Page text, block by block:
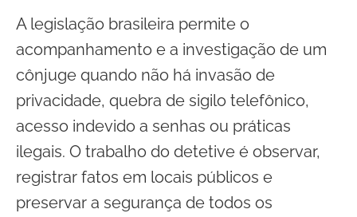
A legislação brasileira permite o
acompanhamento e a investigação de um
cônjuge quando não há invasão de
privacidade, quebra de sigilo telefônico,
acesso indevido a senhas ou práticas
ilegais. O trabalho do detetive é observar,
registrar fatos em locais públicos e
preservar a segurança de todos os